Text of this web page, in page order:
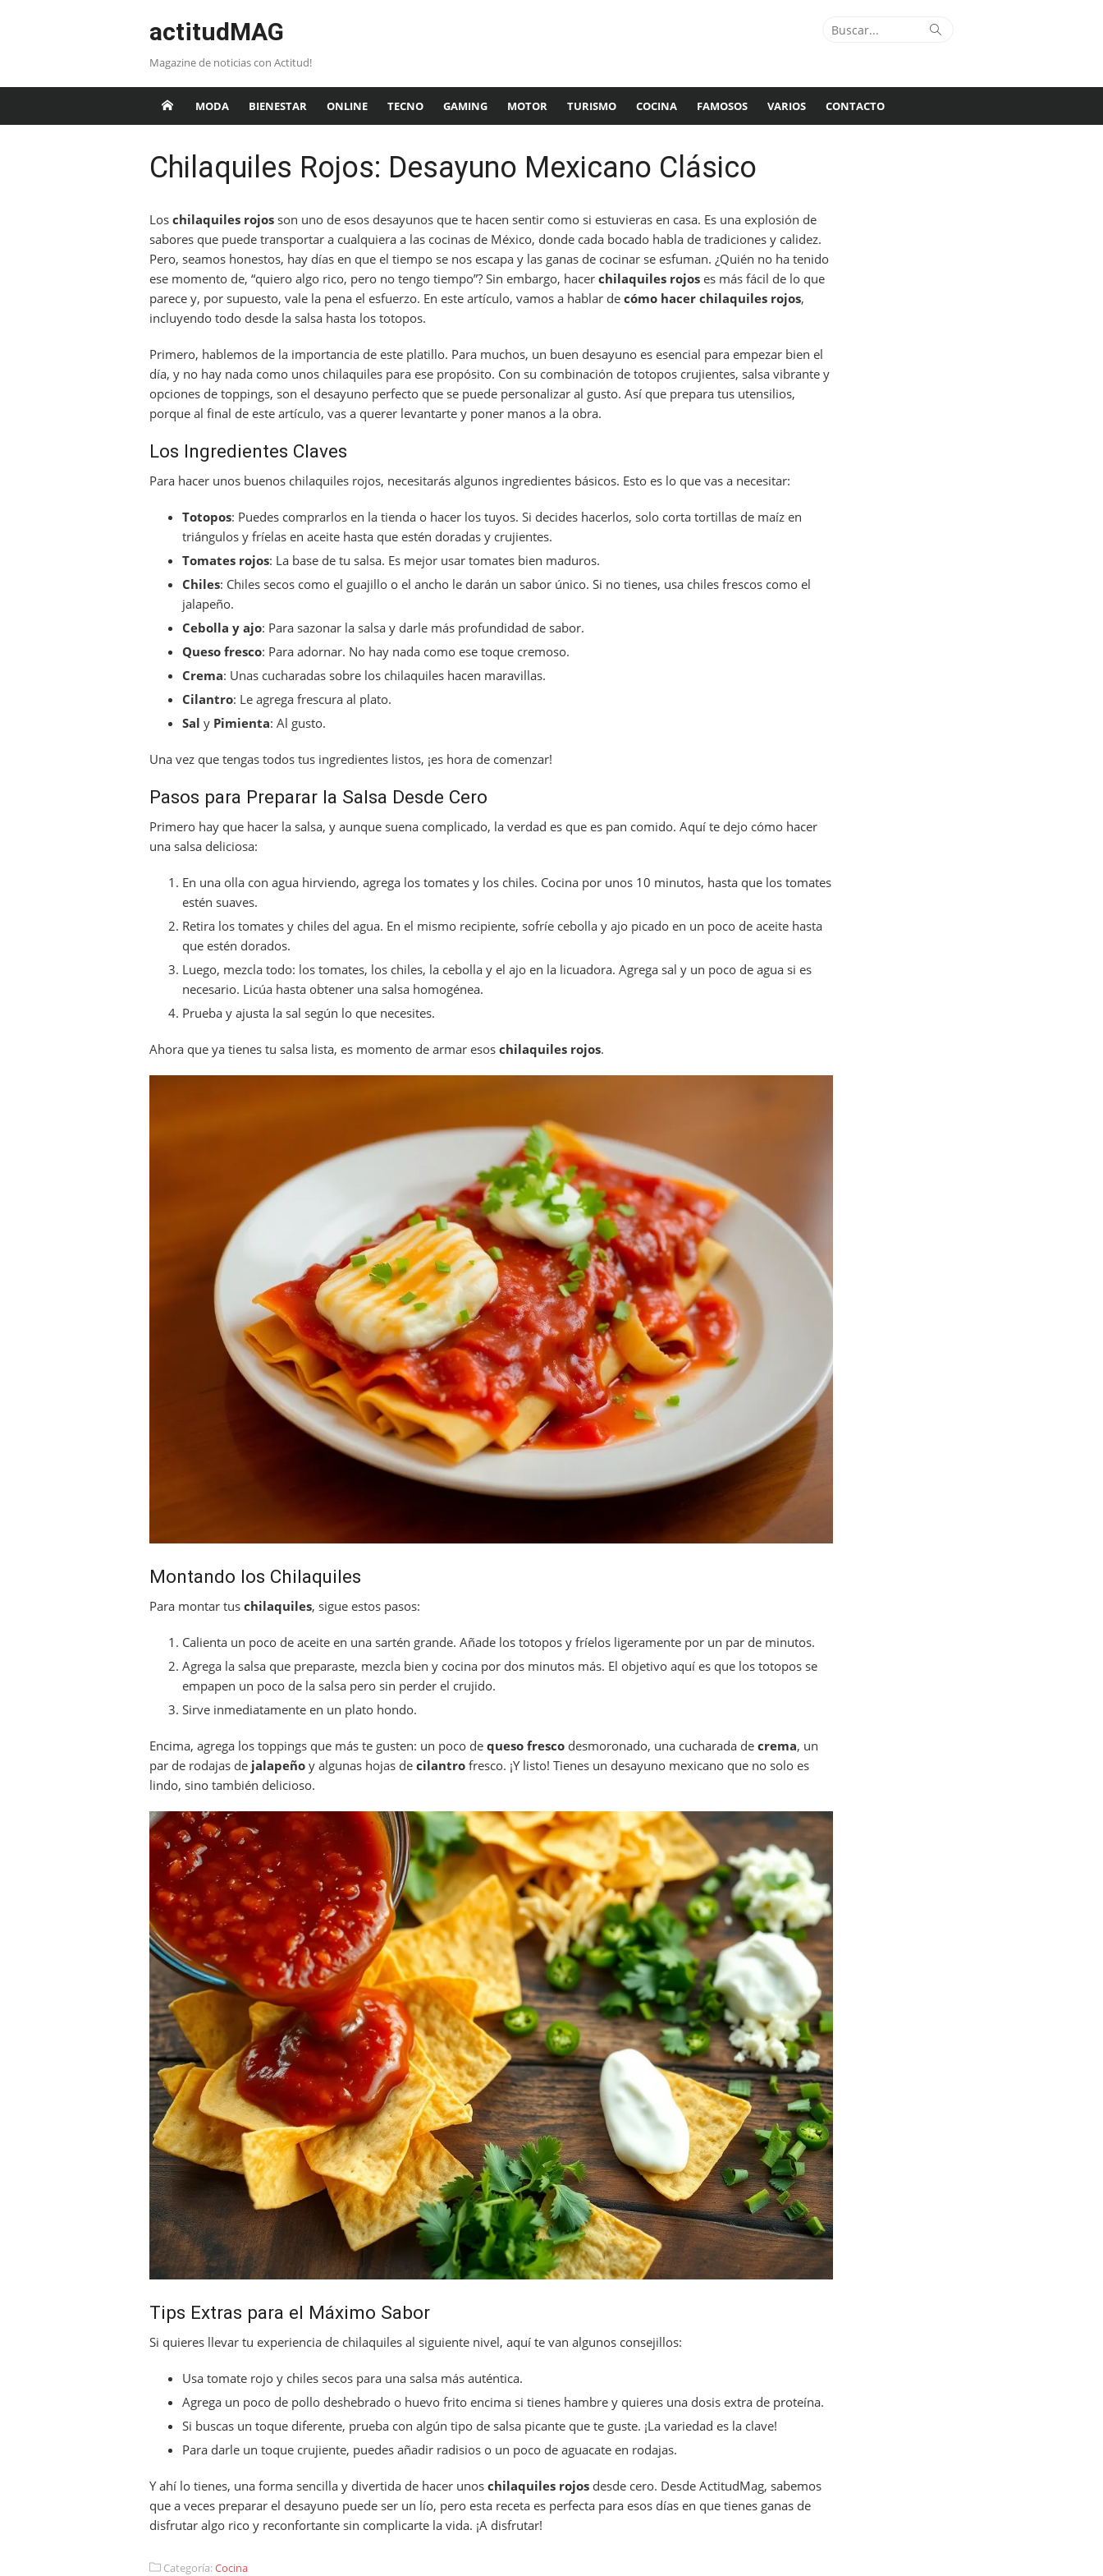
actitudMAG
Magazine de noticias con Actitud!
Buscar: Buscar
MODA BIENESTAR ONLINE TECNO GAMING MOTOR TURISMO COCINA FAMOSOS VARIOS CONTACTO
Chilaquiles Rojos: Desayuno Mexicano Clásico
Los chilaquiles rojos son uno de esos desayunos que te hacen sentir como si estuvieras en casa. Es una explosión de
sabores que puede transportar a cualquiera a las cocinas de México, donde cada bocado habla de tradiciones y calidez.
Pero, seamos honestos, hay días en que el tiempo se nos escapa y las ganas de cocinar se esfuman. ¿Quién no ha tenido
ese momento de, “quiero algo rico, pero no tengo tiempo”? Sin embargo, hacer chilaquiles rojos es más fácil de lo que
parece y, por supuesto, vale la pena el esfuerzo. En este artículo, vamos a hablar de cómo hacer chilaquiles rojos,
incluyendo todo desde la salsa hasta los totopos.
Primero, hablemos de la importancia de este platillo. Para muchos, un buen desayuno es esencial para empezar bien el
día, y no hay nada como unos chilaquiles para ese propósito. Con su combinación de totopos crujientes, salsa vibrante y
opciones de toppings, son el desayuno perfecto que se puede personalizar al gusto. Así que prepara tus utensilios,
porque al final de este artículo, vas a querer levantarte y poner manos a la obra.
Los Ingredientes Claves
Para hacer unos buenos chilaquiles rojos, necesitarás algunos ingredientes básicos. Esto es lo que vas a necesitar:
Totopos: Puedes comprarlos en la tienda o hacer los tuyos. Si decides hacerlos, solo corta tortillas de maíz en
triángulos y fríelas en aceite hasta que estén doradas y crujientes.
Tomates rojos: La base de tu salsa. Es mejor usar tomates bien maduros.
Chiles: Chiles secos como el guajillo o el ancho le darán un sabor único. Si no tienes, usa chiles frescos como el
jalapeño.
Cebolla y ajo: Para sazonar la salsa y darle más profundidad de sabor.
Queso fresco: Para adornar. No hay nada como ese toque cremoso.
Crema: Unas cucharadas sobre los chilaquiles hacen maravillas.
Cilantro: Le agrega frescura al plato.
Sal y Pimienta: Al gusto.
Una vez que tengas todos tus ingredientes listos, ¡es hora de comenzar!
Pasos para Preparar la Salsa Desde Cero
Primero hay que hacer la salsa, y aunque suena complicado, la verdad es que es pan comido. Aquí te dejo cómo hacer
una salsa deliciosa:
En una olla con agua hirviendo, agrega los tomates y los chiles. Cocina por unos 10 minutos, hasta que los tomates
estén suaves.
Retira los tomates y chiles del agua. En el mismo recipiente, sofríe cebolla y ajo picado en un poco de aceite hasta
que estén dorados.
Luego, mezcla todo: los tomates, los chiles, la cebolla y el ajo en la licuadora. Agrega sal y un poco de agua si es
necesario. Licúa hasta obtener una salsa homogénea.
Prueba y ajusta la sal según lo que necesites.
Ahora que ya tienes tu salsa lista, es momento de armar esos chilaquiles rojos.
Montando los Chilaquiles
Para montar tus chilaquiles, sigue estos pasos:
Calienta un poco de aceite en una sartén grande. Añade los totopos y fríelos ligeramente por un par de minutos.
Agrega la salsa que preparaste, mezcla bien y cocina por dos minutos más. El objetivo aquí es que los totopos se
empapen un poco de la salsa pero sin perder el crujido.
Sirve inmediatamente en un plato hondo.
Encima, agrega los toppings que más te gusten: un poco de queso fresco desmoronado, una cucharada de crema, un
par de rodajas de jalapeño y algunas hojas de cilantro fresco. ¡Y listo! Tienes un desayuno mexicano que no solo es
lindo, sino también delicioso.
Tips Extras para el Máximo Sabor
Si quieres llevar tu experiencia de chilaquiles al siguiente nivel, aquí te van algunos consejillos:
Usa tomate rojo y chiles secos para una salsa más auténtica.
Agrega un poco de pollo deshebrado o huevo frito encima si tienes hambre y quieres una dosis extra de proteína.
Si buscas un toque diferente, prueba con algún tipo de salsa picante que te guste. ¡La variedad es la clave!
Para darle un toque crujiente, puedes añadir radisios o un poco de aguacate en rodajas.
Y ahí lo tienes, una forma sencilla y divertida de hacer unos chilaquiles rojos desde cero. Desde ActitudMag, sabemos
que a veces preparar el desayuno puede ser un lío, pero esta receta es perfecta para esos días en que tienes ganas de
disfrutar algo rico y reconfortante sin complicarte la vida. ¡A disfrutar!
Categoría:Cocina